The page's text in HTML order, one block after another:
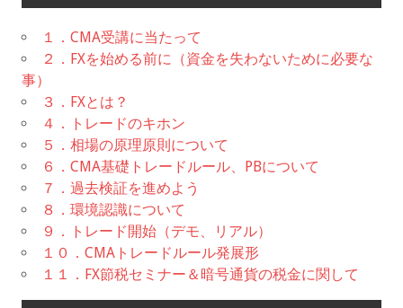
１．CMA受講に当たって
２．FXを始める前に（資金を失わないために必要な
事）
３．FXとは？
４．トレードのキホン
５．相場の原理原則について
６．CMA基礎トレードルール、PBについて
７．過去検証を進めよう
８．環境認識について
９．トレード開始（デモ、リアル）
１０．CMAトレードルール発展形
１１．FX節税セミナー＆暗号通貨の税金に関して